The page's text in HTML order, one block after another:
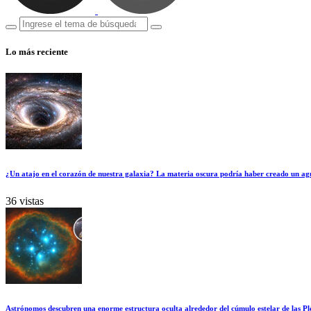
Lo más reciente
¿Un atajo en el corazón de nuestra galaxia? La materia oscura podría haber creado un
36 vistas
Astrónomos descubren una enorme estructura oculta alrededor del cúmulo estelar de las